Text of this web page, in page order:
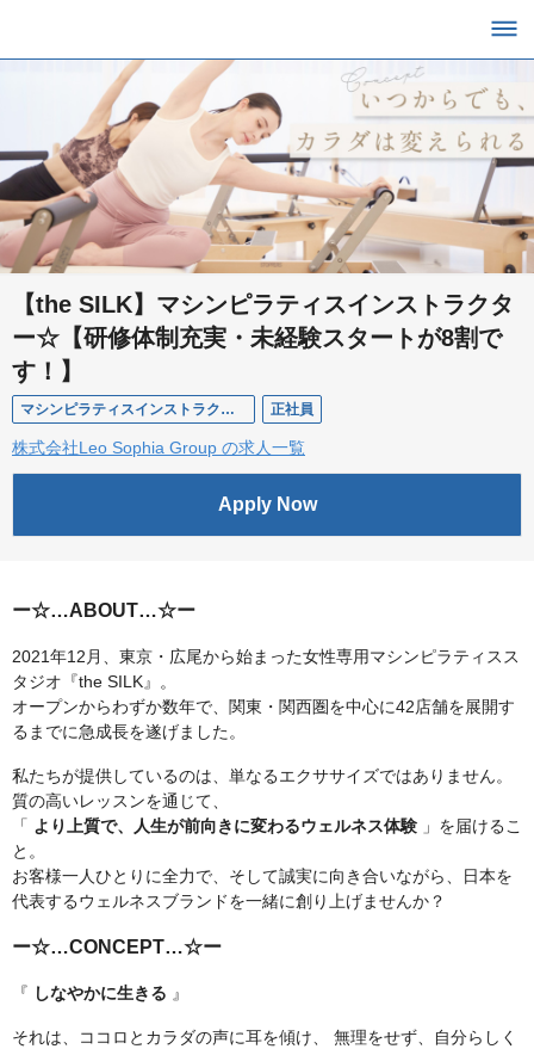
【the SILK】マシンピラティスインストラクタ
ー☆【研修体制充実・未経験スタートが8割で
す！】
マシンピラティスインストラクター（正社員） 正社員
株式会社Leo Sophia Group の求人一覧
Apply Now
ー☆…ABOUT…☆ー
2021年12月、東京・広尾から始まった女性専用マシンピラティスス
タジオ『the SILK』。
オープンからわずか数年で、関東・関西圏を中心に42店舗を展開す
るまでに急成長を遂げました。
私たちが提供しているのは、単なるエクササイズではありません。
質の高いレッスンを通じて、
「 より上質で、人生が前向きに変わるウェルネス体験 」を届けるこ
と。
お客様一人ひとりに全力で、そして誠実に向き合いながら、日本を
代表するウェルネスブランドを一緒に創り上げませんか？
ー☆…CONCEPT…☆ー
『 しなやかに生きる 』
それは、ココロとカラダの声に耳を傾け、 無理をせず、自分らしく